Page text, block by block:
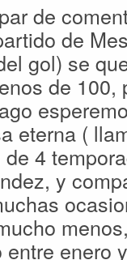
de
de
gol) se
de 100,
eterna (
4
y
enero